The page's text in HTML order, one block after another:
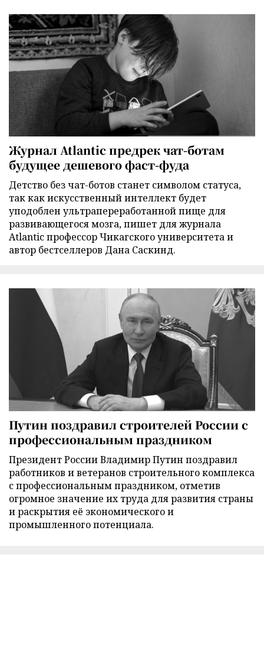
Журнал Atlantic предрек чат-ботам
будущее дешевого фаст-фуда
Детство без чат-ботов станет символом статуса,
так как искусственный интеллект будет
уподоблен ультрапереработанной пище для
развивающегося мозга, пишет для журнала
Atlantic профессор Чикагского университета и
автор бестселлеров Дана Саскинд.
Путин поздравил строителей России с
профессиональным праздником
Президент России Владимир Путин поздравил
работников и ветеранов строительного комплекса
с профессиональным праздником, отметив
огромное значение их труда для развития страны
и раскрытия её экономического и
промышленного потенциала.